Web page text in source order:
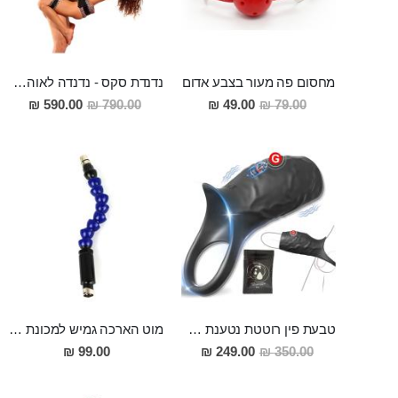
מחסום פה מעור בצבע אדום
79.00 ₪
מחיר
מבצע
49.00 ₪
נדנדת סקס - נדנדה לאוהבים
790.00 ₪
מחיר
מבצע
590.00 ₪
טבעת פין רוטטת נטענת מסיליקון רפואי משפרת עם גירוי אשכים – מגדילה את הפין, מעכבת שפיכה, מגרה נקודת G
350.00 ₪
מחיר
מבצע
249.00 ₪
מוט הארכה גמיש למכונת סקס 30 סמ אורך 2.5 סמ רוחב
99.00 ₪